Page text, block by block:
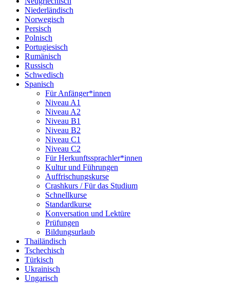
Niederländisch
Norwegisch
Persisch
Polnisch
Portugiesisch
Rumänisch
Russisch
Schwedisch
Spanisch
Für Anfänger*innen
Niveau A1
Niveau A2
Niveau B1
Niveau B2
Niveau C1
Niveau C2
Für Herkunftssprachler*innen
Kultur und Führungen
Auffrischungskurse
Crashkurs / Für das Studium
Schnellkurse
Standardkurse
Konversation und Lektüre
Prüfungen
Bildungsurlaub
Thailändisch
Tschechisch
Türkisch
Ukrainisch
Ungarisch